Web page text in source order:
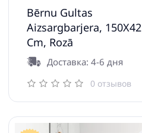
Bērnu Gultas
Aizsargbarjera, 150X42
Cm, Rozā
Доставка: 4-6 дня
0 отзывов